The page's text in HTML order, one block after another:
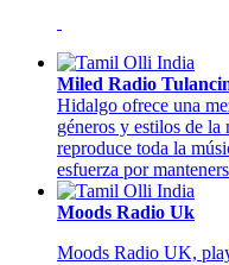
Miled Radio
Hidalgo ofrece una
géneros y estilos de
reproduce toda la
esfuerza por
Moods Radio Uk
Moods Radio UK,